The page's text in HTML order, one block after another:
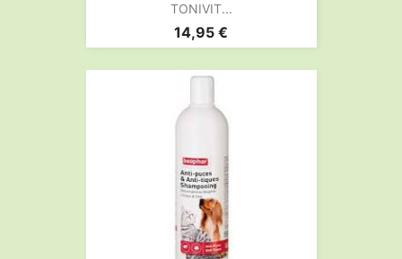
TONIVIT...
Prix
14,95 €